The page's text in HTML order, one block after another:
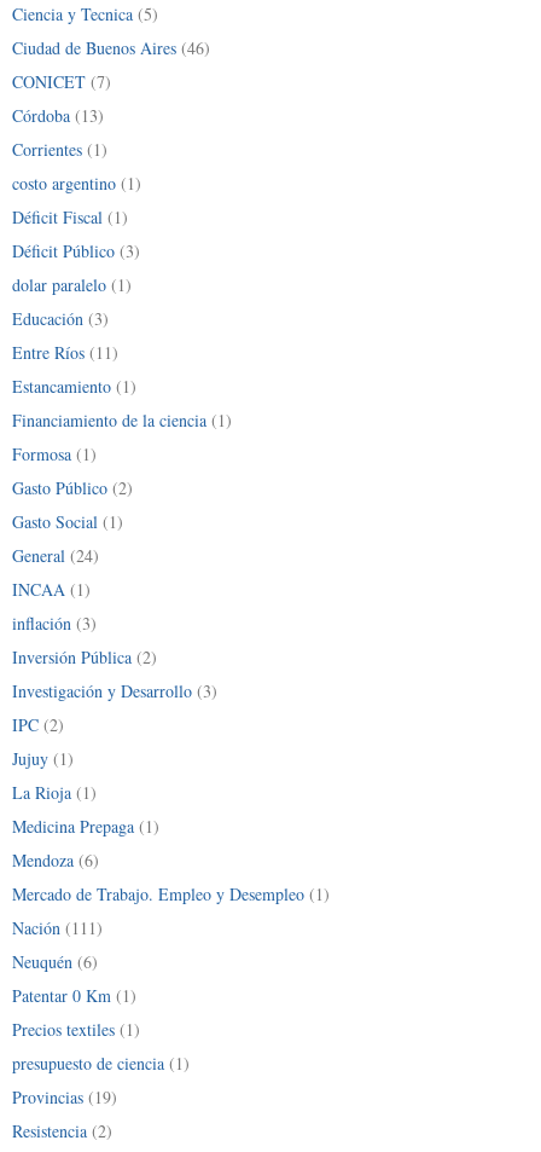
Ciencia y Tecnica (5)
Ciudad de Buenos Aires (46)
CONICET (7)
Córdoba (13)
Corrientes (1)
costo argentino (1)
Déficit Fiscal (1)
Déficit Público (3)
dolar paralelo (1)
Educación (3)
Entre Ríos (11)
Estancamiento (1)
Financiamiento de la ciencia (1)
Formosa (1)
Gasto Público (2)
Gasto Social (1)
General (24)
INCAA (1)
inflación (3)
Inversión Pública (2)
Investigación y Desarrollo (3)
IPC (2)
Jujuy (1)
La Rioja (1)
Medicina Prepaga (1)
Mendoza (6)
Mercado de Trabajo. Empleo y Desempleo (1)
Nación (111)
Neuquén (6)
Patentar 0 Km (1)
Precios textiles (1)
presupuesto de ciencia (1)
Provincias (19)
Resistencia (2)